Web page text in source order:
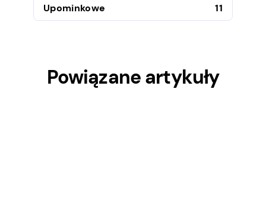
Upominkowe
11
Powiązane artykuły